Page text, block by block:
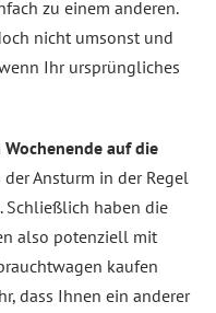
zu einem anderen.
nicht umsonst und
Ihr ursprüngliches
auf die
der Ansturm in der Regel
Schließlich haben die
also potenziell mit
kaufen
dass Ihnen ein anderer